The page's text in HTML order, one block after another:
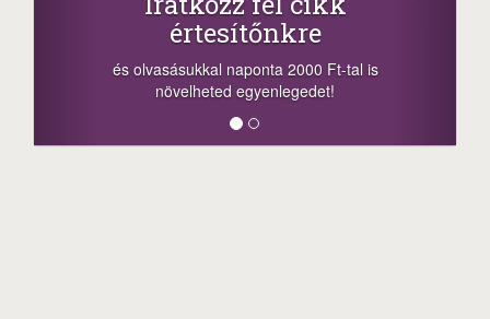
naponta 2000 Ft-tal is
növelheted egyenlegedet!
megosztási